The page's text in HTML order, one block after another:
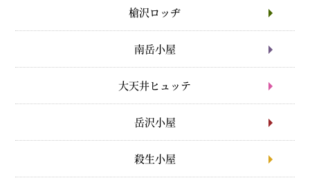
槍沢ロッヂ
南岳小屋
大天井ヒュッテ
岳沢小屋
殺生小屋